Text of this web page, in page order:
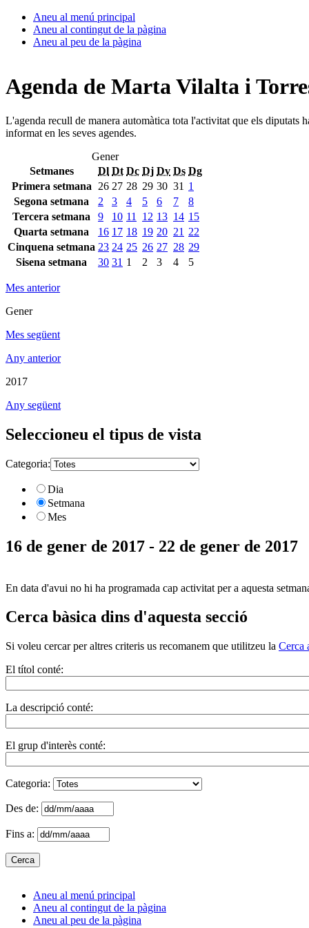
Aneu al menú principal
Aneu al contingut de la pàgina
Aneu al peu de la pàgina
Agenda de Marta Vilalta i
L'agenda recull de manera automàtica tota l'activitat que els diputats
informat en les seves agendes.
Gener
Setmanes
Dl Dt Dc Dj Dv Ds Dg
Primera setmana
26 27 28 29 30 31 1
Segona setmana
2 3 4 5 6 7
8
Tercera setmana
9 10 11 12 13 14 15
Quarta setmana
16 17 18 19 20 21 22
Cinquena setmana 23 24 25 26 27 28 29
Sisena setmana
30 31 1 2 3 4 5
Mes anterior
Gener
Mes següent
Any anterior
2017
Any següent
Seleccioneu el tipus de vista
Categoria:
Dia
Setmana
Mes
16 de gener de 2017 - 22 de gener de 2017
En data d'avui no hi ha programada cap activitat per a aquesta
Cerca bàsica dins d'aquesta secció
Si voleu cercar per altres criteris us recomanem que utilitzeu la Cerca
El títol conté:
La descripció conté:
El grup d'interès conté:
Categoria:
Des de:
Fins a:
Aneu al menú principal
Aneu al contingut de la pàgina
Aneu al peu de la pàgina